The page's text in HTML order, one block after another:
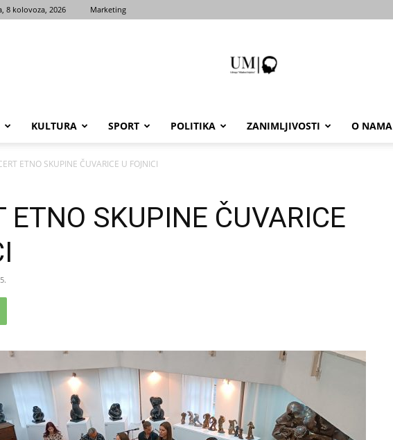
8 kolovoza, 2026 Marketing
um-
KULTURA SPORT POLITIKA ZANIMLJIVOSTI O NAMA
ETNO SKUPINE ČUVARICE U FOJNICI
ETNO SKUPINE ČUVARICE